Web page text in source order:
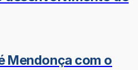
Mendonça com o